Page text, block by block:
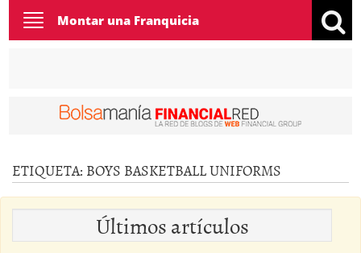
Toggle
navigation
Montar una Franquicia
ETIQUETA: BOYS BASKETBALL UNIFORMS
Últimos artículos